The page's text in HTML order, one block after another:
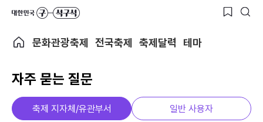
문화관광축제 전국축제 축제달력 테마
자주 묻는 질문
축제 지자체/유관부서 일반 사용자